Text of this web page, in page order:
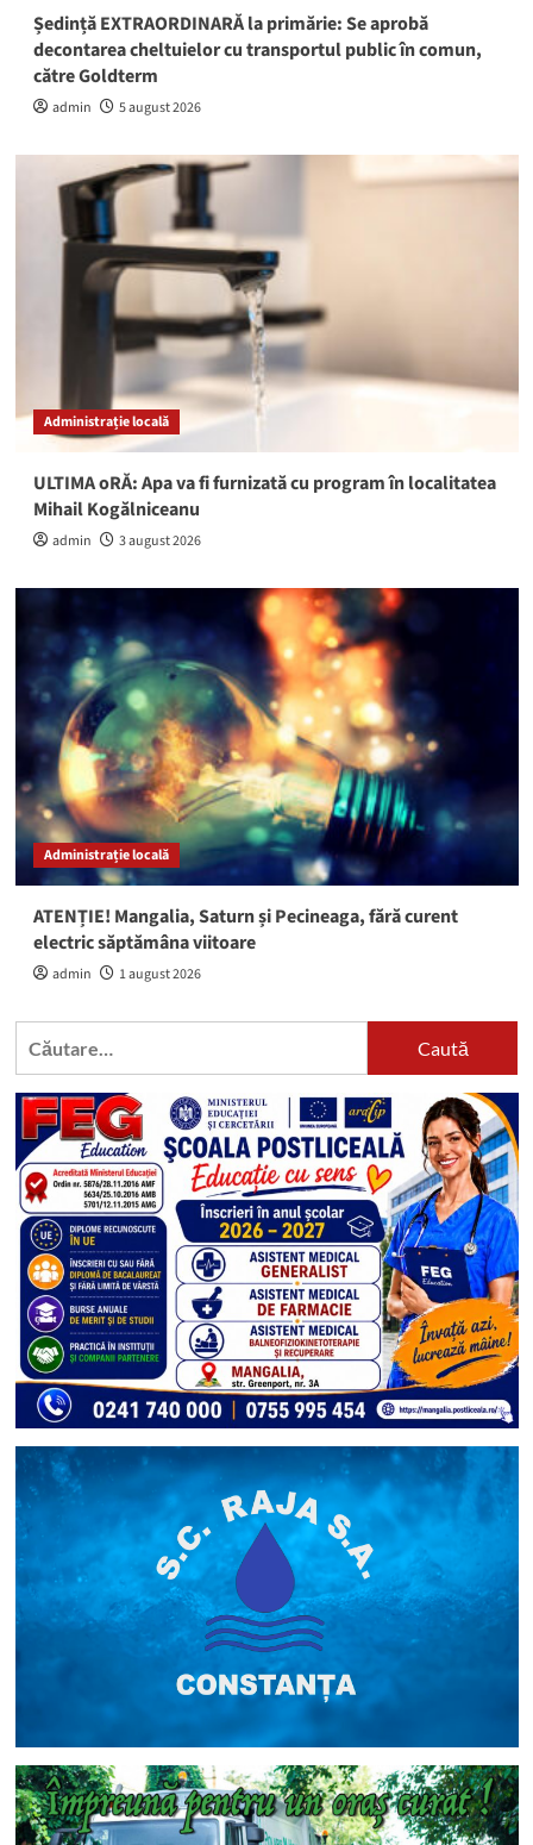
Ședință EXTRAORDINARĂ la primărie: Se aprobă
decontarea cheltuielor cu transportul public în comun,
către Goldterm
admin 5 august 2026
Administrație locală
ULTIMA oRĂ: Apa va fi furnizată cu program în localitatea
Mihail Kogălniceanu
admin 3 august 2026
Administrație locală
ATENȚIE! Mangalia, Saturn și Pecineaga, fără curent
electric săptămâna viitoare
admin 1 august 2026
Caută